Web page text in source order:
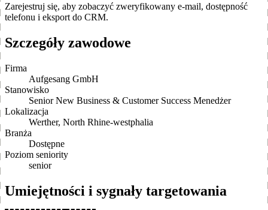
Zarejestruj się, aby zobaczyć zweryfikowany e-mail, dostępność
telefonu i eksport do CRM.
Szczegóły zawodowe
Firma
Aufgesang GmbH
Stanowisko
Senior New Business & Customer Success Menedżer
Lokalizacja
Werther, North Rhine-westphalia
Branża
Dostępne
Poziom seniority
senior
Umiejętności i sygnały targetowania